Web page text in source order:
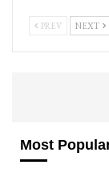
PREV NEXT
Most